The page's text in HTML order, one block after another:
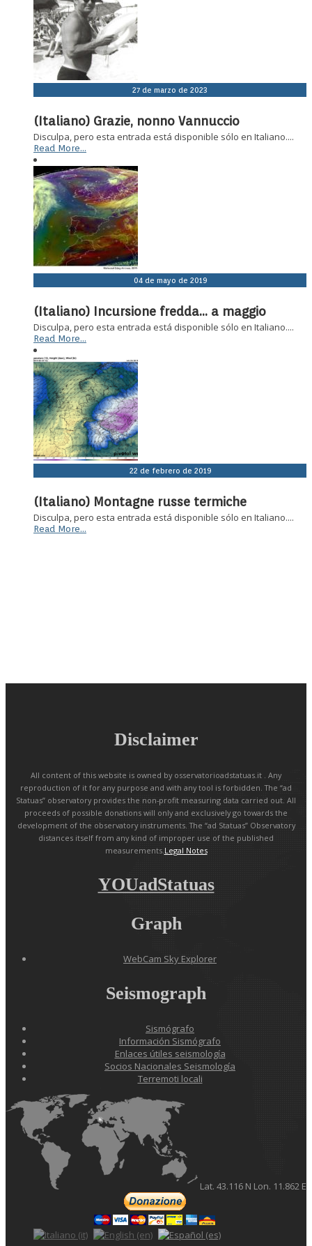
27 de marzo de 2023
(Italiano) Grazie, nonno Vannuccio
Disculpa, pero esta entrada está disponible sólo en Italiano....
Read More...
04 de mayo de 2019
(Italiano) Incursione fredda… a maggio
Disculpa, pero esta entrada está disponible sólo en Italiano....
Read More...
22 de febrero de 2019
(Italiano) Montagne russe termiche
Disculpa, pero esta entrada está disponible sólo en Italiano....
Read More...
Disclaimer
All content of this website is owned by osservatorioadstatuas.it . Any
reproduction of it for any purpose and with any tool is forbidden. The “ad
Statuas” observatory provides the non-profit measuring data carried out. All
proceeds of possible donations will only and exclusively go towards the
development of the observatory instruments. The “ad Statuas” Observatory
distances itself from any kind of improper use of the published
measurements. Legal Notes
YOUadStatuas
Graph
WebCam Sky Explorer
Seismograph
Sismógrafo
Información Sismógrafo
Enlaces útiles seismología
Socios Nacionales Seismología
Terremoti locali
Lat. 43.116 N Lon. 11.862 E